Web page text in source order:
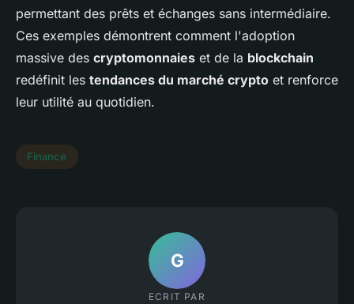
permettant des prêts et échanges sans intermédiaire.
Ces exemples démontrent comment l'adoption
massive des cryptomonnaies et de la blockchain
redéfinit les tendances du marché crypto et renforce
leur utilité au quotidien.
Finance
G
ECRIT PAR